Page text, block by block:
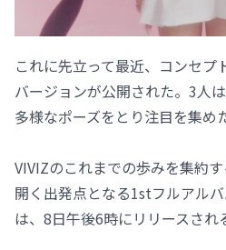
これに先立って最近、コンセプ
バージョンが公開された。3人
多様なポーズをとり注目を集め
VIVIZのこれまでの歩みを集約
開く出発点となる1stフルアル
は、8日午後6時にリリースされ